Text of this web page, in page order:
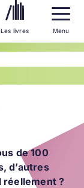
Les livres Menu
de 100
d’autres
réellement ?